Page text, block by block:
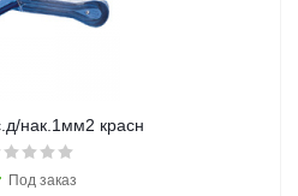
нак.1мм2 красн
Под заказ